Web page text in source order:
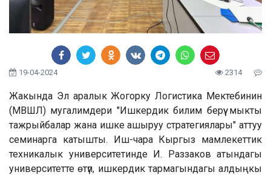
19-04-2024 2314
Жакында Эл аралык Жогорку Логистика Мектебинин
(МВШЛ) мугалимдери "Ишкердик билим берүү: мыкты
тажрыйбалар жана ишке ашыруу стратегиялары" аттуу
семинарга катышты. Иш-чара Кыргыз мамлекеттик
техникалык университетинде И. Раззаков атындагы
университетте өтүп, ишкердик тармагындагы алдыңкы